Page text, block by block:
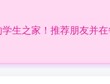
生之家！推荐朋友并